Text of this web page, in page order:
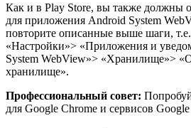
Как и в Play Store, вы также должны
для приложения Android System
повторите описанные выше шаги,
«Настройки»> «Приложения и
System WebView»> «Хранилище»>
хранилище».
Профессиональный совет:
для Google Chrome и сервисов Google